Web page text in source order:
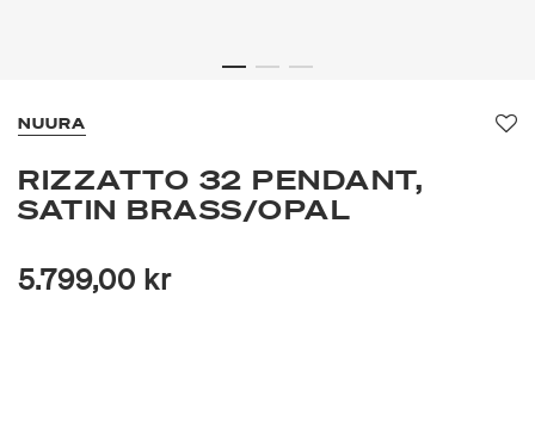
NUURA
RIZZATTO 32 PENDANT,
SATIN BRASS/OPAL
5.799,00 kr